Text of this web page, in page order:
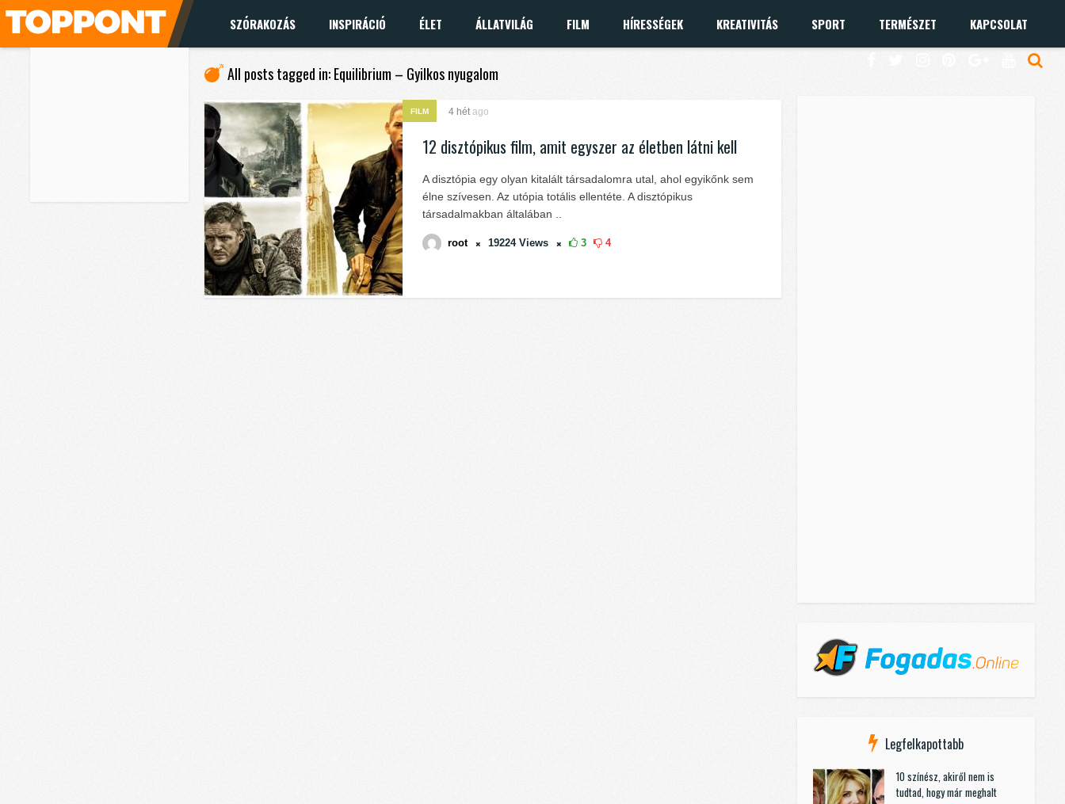
SZÓRAKOZÁS INSPIRÁCIÓ ÉLET ÁLLATVILÁG FILM HÍRESSÉGEK KREATIVITÁS SPORT TERMÉSZET KAPCSOLAT
All posts tagged in: Equilibrium – Gyilkos nyugalom
FILM 4 hétago
12 disztópikus film, amit egyszer az életben látni kell
A disztópia egy olyan kitalált társadalomra utal, ahol egyikőnk sem
élne szívesen. Az utópia totális ellentéte. A disztópikus
társadalmakban általában ..
root 19224 Views 3 4
Legfelkapottabb
10 színész, akiről nem is
tudtad, hogy már meghalt